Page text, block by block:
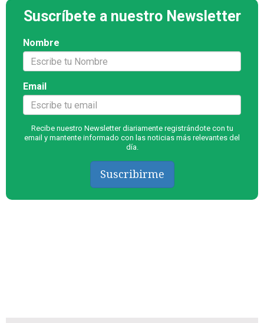
Suscríbete a nuestro Newsletter
Nombre
Email
Recibe nuestro Newsletter diariamente registrándote con tu
email y mantente informado con las noticias más relevantes del
día.
Suscribirme